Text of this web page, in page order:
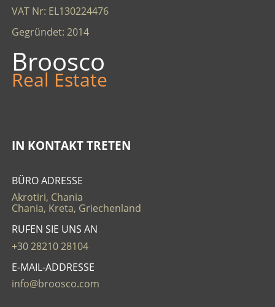
VAT Nr: EL130224476
Gegründet: 2014
Broosco
Real Estate
IN KONTAKT TRETEN
BÜRO ADRESSE
Akrotiri, Chania
Chania, Kreta, Griechenland
RUFEN SIE UNS AN
+30 28210 28104
E-MAIL-ADDRESSE
info@broosco.com